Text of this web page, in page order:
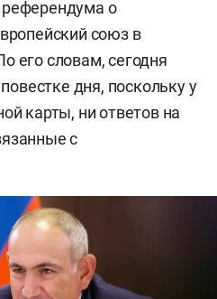
о
союз в
его словам, сегодня
дня, поскольку у
карты, ни ответов на
с